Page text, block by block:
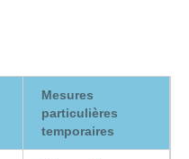
Mesures
particulières
temporaires